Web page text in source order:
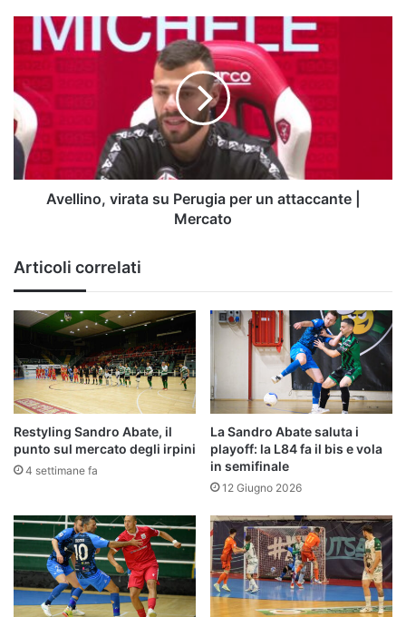
Mercato
Avellino,
virata
Perugia
per
un
attaccante
Mercato
Avellino, virata su Perugia per un attaccante |
Mercato
Articoli correlati
Restyling Sandro Abate, il
punto sul mercato degli irpini
4 settimane fa
La Sandro Abate saluta i
playoff: la L84 fa il bis e vola
in semifinale
12 Giugno 2026